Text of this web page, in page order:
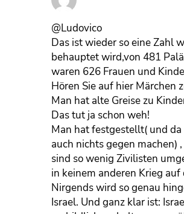
@Ludovico
Das ist wieder so eine Zahl
behauptet wird,von 481
waren 626 Frauen und
Hören Sie auf hier Märchen
Man hat alte Greise zu
Das tut ja schon weh!
Man hat festgestellt( und da
auch nichts gegen machen)
sind so wenig Zivilisten
in keinem anderen Krieg
Nirgends wird so genau
Israel. Und ganz klar ist: